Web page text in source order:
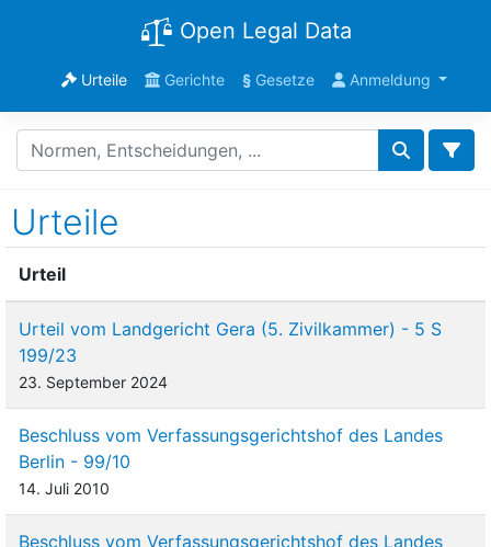
Open Legal Data
Urteile Gerichte §Gesetze Anmeldung
Urteile
Urteil
Urteil vom Landgericht Gera (5. Zivilkammer) - 5 S
199/23
23. September 2024
Beschluss vom Verfassungsgerichtshof des Landes
Berlin - 99/10
14. Juli 2010
Beschluss vom Verfassungsgerichtshof des Landes